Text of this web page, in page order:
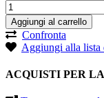
Aggiungi al carrello
Confronta
Aggiungi alla lista
ACQUISTI PER